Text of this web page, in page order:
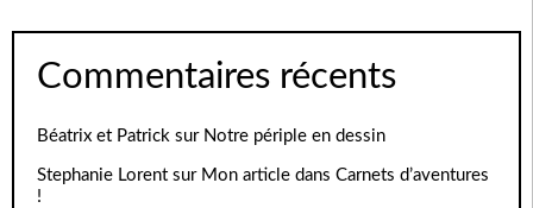
Commentaires récents
Béatrix et Patrick sur Notre périple en dessin
Stephanie Lorentsur Mon article dans Carnets d’aventures
!